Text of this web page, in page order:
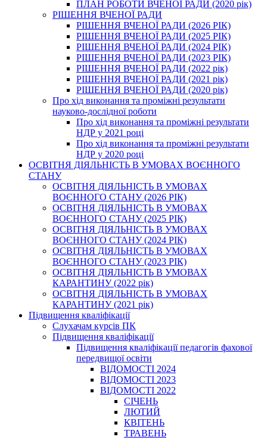
ПЛАН РОБОТИ ВЧЕНОЇ РАДИ (2020 рік)
РІШЕННЯ ВЧЕНОЇ РАДИ
РІШЕННЯ ВЧЕНОЇ РАДИ (2026 РІК)
РІШЕННЯ ВЧЕНОЇ РАДИ (2025 РІК)
РІШЕННЯ ВЧЕНОЇ РАДИ (2024 РІК)
РІШЕННЯ ВЧЕНОЇ РАДИ (2023 РІК)
РІШЕННЯ ВЧЕНОЇ РАДИ (2022 рік)
РІШЕННЯ ВЧЕНОЇ РАДИ (2021 рік)
РІШЕННЯ ВЧЕНОЇ РАДИ (2020 рік)
Про хід виконання та проміжні результати
науково-дослідної роботи
Про хід виконання та проміжні результати
НДР у 2021 році
Про хід виконання та проміжні результати
НДР у 2020 році
ОСВІТНЯ ДІЯЛЬНІСТЬ В УМОВАХ ВОЄННОГО
СТАНУ
ОСВІТНЯ ДІЯЛЬНІСТЬ В УМОВАХ
ВОЄННОГО СТАНУ (2026 РІК)
ОСВІТНЯ ДІЯЛЬНІСТЬ В УМОВАХ
ВОЄННОГО СТАНУ (2025 РІК)
ОСВІТНЯ ДІЯЛЬНІСТЬ В УМОВАХ
ВОЄННОГО СТАНУ (2024 РІК)
ОСВІТНЯ ДІЯЛЬНІСТЬ В УМОВАХ
ВОЄННОГО СТАНУ (2023 РІК)
ОСВІТНЯ ДІЯЛЬНІСТЬ В УМОВАХ
КАРАНТИНУ (2022 рік)
ОСВІТНЯ ДІЯЛЬНІСТЬ В УМОВАХ
КАРАНТИНУ (2021 рік)
Підвищення кваліфікації
Слухачам курсів ПК
Підвищення кваліфікації
Підвищення кваліфікації педагогів фахової
передвищої освіти
ВІДОМОСТІ 2024
ВІДОМОСТІ 2023
ВІДОМОСТІ 2022
СІЧЕНЬ
ЛЮТИЙ
КВІТЕНЬ
ТРАВЕНЬ